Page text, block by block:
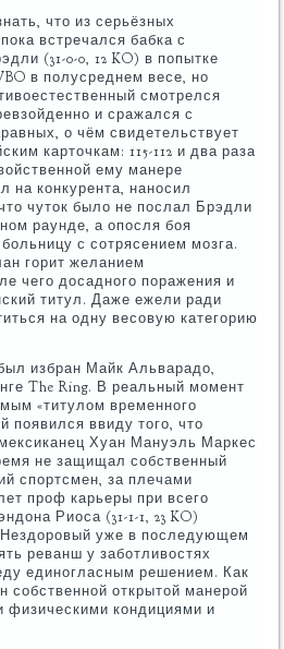
что из серьёзных
встречался бабка с
(31-0-0, 12 KO) в попытке
в полусреднем весе, но
смотрелся
и сражался с
о чём свидетельствует
карточкам: 115-112 и два раза
ему манере
на конкурента, наносил
чуток было не послал Брэдли
раунде, а опосля боя
с сотрясением мозга.
горит желанием
чего досадного поражения и
титул. Даже ежели ради
на одну весовую категорию
избран Майк Альварадо,
The Ring. В реальный момент
«титулом временного
появился ввиду того, что
Хуан Мануэль Маркес
не защищал собственный
спортсмен, за плечами
проф карьеры при всего
Риоса (31-1-1, 23 KO)
Нездоровый уже в последующем
реванш у заботливостях
единогласным решением. Как
собственной открытой манерой
физическими кондициями и